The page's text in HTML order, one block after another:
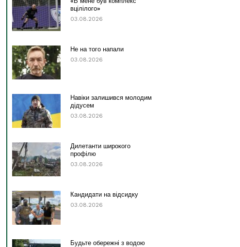
вцілілого»
03.08.2026
Не на того напали
03.08.2026
Навіки залишився молодим
дідусем
03.08.2026
Дилетанти широкого
профілю
03.08.2026
Кандидати на відсидку
03.08.2026
Будьте обережні з водою